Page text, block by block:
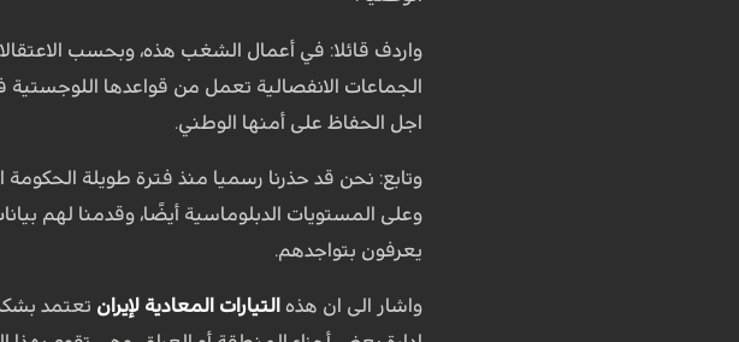
واردف قائلا: في أعمال الشغب هذه، وبحسب
الجماعات الانفصالية تعمل من قواعدها
اجل الحفاظ على أمنها الوطني.
وتابع: نحن قد حذرنا رسميا منذ فترة طويلة
وعلى المستويات الدبلوماسية أيضًا، وقدمنا لهم
يعرفون بتواجدهم.
واشار الى ان هذه التيارات المعادية لإيران تعتمد